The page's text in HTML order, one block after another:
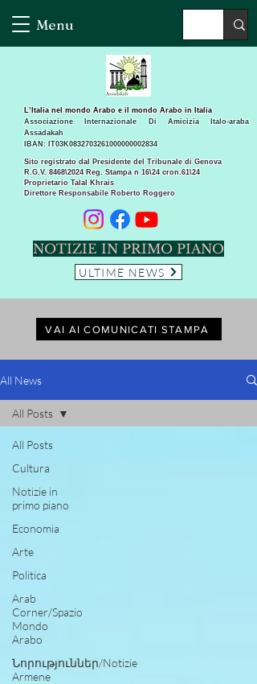
Menu
Sito registrato dal Presidente del Tribunale di Genova
R.G.V. 8468\2024 Reg. Stampa n 16\24 cron.61\24 ​
Proprietario Talal Khrais
Direttore Responsabile Roberto Roggero
L’Italia nel mondo Arabo e il mondo Arabo in Italia
Associazione Internazionale Di Amicizia Italo-araba
Assadakah
IBAN: IT03K0832703261000000002834
NOTIZIE IN PRIMO PIANO
ULTIME NEWS
VAI AI COMUNICATI STAMPA
All News
All Posts
Cultura
Notizie in
primo piano
Economia
Arte
Politica
Arab
Corner/Spazio
Mondo
Arabo
Նորություններ/Notizie
Armene
All Posts